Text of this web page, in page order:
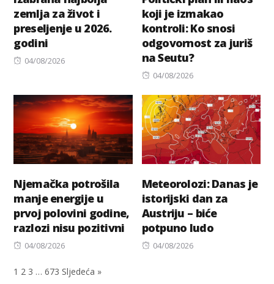
zemlja za život i
preseljenje u 2026.
godini
Posted
04/08/2026
koji je izmakao
kontroli: Ko snosi
odgovornost za juriš
na Seutu?
Posted
04/08/2026
Njemačka potrošila
manje energije u
prvoj polovini godine,
razlozi nisu pozitivni
Posted
04/08/2026
Meteorolozi: Danas je
istorijski dan za
Austriju – biće
potpuno ludo
Posted
04/08/2026
1 2 3 … 673 Sljedeća »